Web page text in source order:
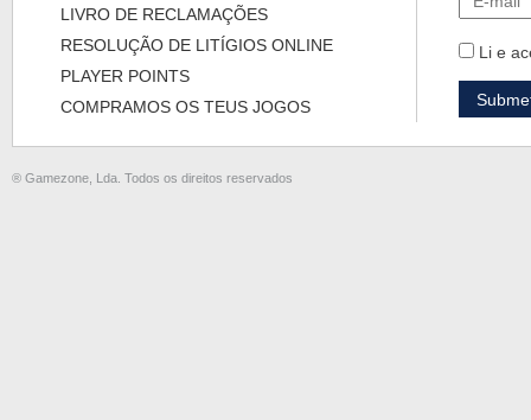
LIVRO DE RECLAMAÇÕES
RESOLUÇÃO DE LITÍGIOS ONLINE
PLAYER POINTS
COMPRAMOS OS TEUS JOGOS
Li e
® Gamezone, Lda. Todos os direitos reservados